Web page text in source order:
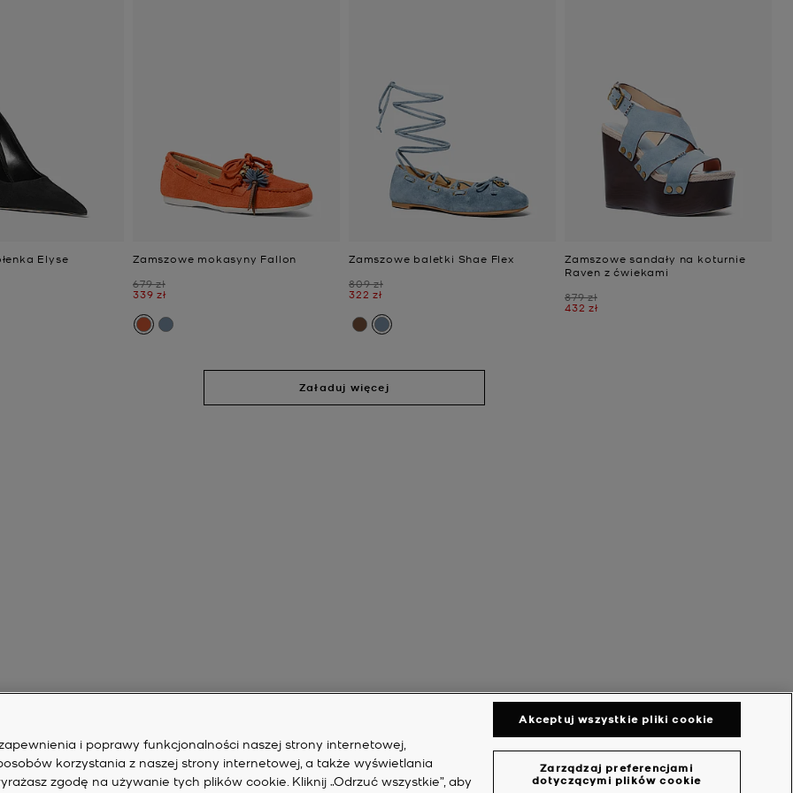
Elyse
Zamszowe mokasyny Fallon
Było
679 zł
Teraz
339 zł
Zamszowe baletki Shae Flex
Było
809 zł
Teraz
322 zł
Zamszowe sandały na koturnie
Raven z ćwiekami
Było
879 zł
Teraz
432 zł
Załaduj więcej
i poprawy funkcjonalności naszej strony internetowej,
korzystania z naszej strony internetowej, a także wyświetlania
zgodę na używanie tych plików cookie. Kliknij „Odrzuć wszystkie”, aby
Zarządzaj preferencjami
dotyczącymi plików cookie
Akceptuj wszystkie pliki cookie